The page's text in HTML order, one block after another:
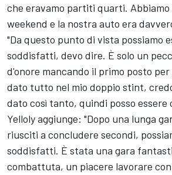
che eravamo partiti quarti.
weekend e la nostra auto era
"Da questo punto di vista possiamo
soddisfatti, devo dire. È solo un
d'onore mancando il primo posto per
dato tutto nel mio doppio stint,
dato così tanto, quindi posso essere
Yelloly aggiunge: "Dopo una lunga
riusciti a concludere secondi,
soddisfatti. È stata una gara
combattuta, un piacere lavorare